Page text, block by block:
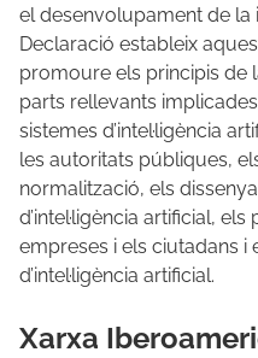
el desenvolupament de la
Declaració estableix
promoure els principis de
parts rellevants
sistemes d’intel·ligència
les autoritats públiques,
normalització, els
d’intel·ligència artificial,
empreses i els ciutadans i
d’intel·ligència artificial.
Xarxa